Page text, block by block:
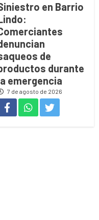
en Barrio
de
durante
emergencia
7 de agosto de 2026